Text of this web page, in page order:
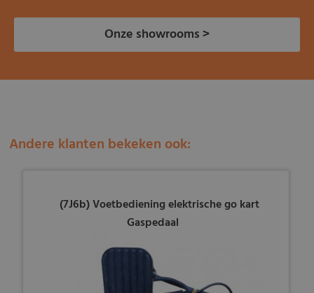
Onze showrooms >
Andere klanten bekeken ook:
(7J6b) Voetbediening elektrische go kart
Gaspedaal